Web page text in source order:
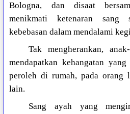
Bologna, dan disaat
menikmati ketenaran sang
kebebasan dalam mendalami
Tak mengherankan,
mendapatkan kehangatan
peroleh di rumah, pada orang
lain.
Sang ayah yang